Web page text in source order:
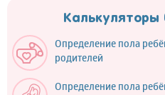
Калькуляторы
Определение пола
родителей
Определение пола